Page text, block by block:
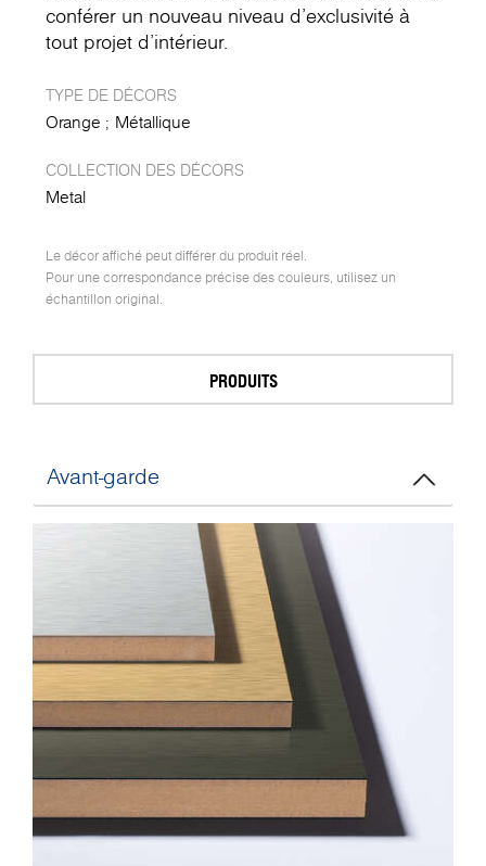
conférer un nouveau niveau d'exclusivité à
tout projet d'intérieur.
TYPE DE DÉCORS
Orange Métallique
COLLECTION DES DÉCORS
Metal
Le décor affiché peut différer du produit réel.
Pour une correspondance précise des couleurs, utilisez un
échantillon original.
PRODUITS
Avant-garde